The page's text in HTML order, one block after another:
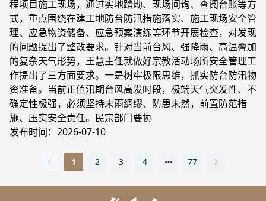
程项目施工现场，通过实地踏勘、现场问询、查阅台账等方
式，重点围绕在建工地防台防汛措施落实、施工现场安全管
理、应急物资储备、应急预案演练等环节开展检查，对发现
的问题提出了整改要求。针对当前台风、强降雨、高温叠加
的复杂天气形势，王慧主任就做好宗教活动场所安全管理工
作提出了三方面要求。一是树牢极限思维，抓实防台防汛物
资准备。当前正值汛期台风高发时段，极端天气突发性、不
确定性极强，必须坚持未雨绸缪、防患未然，前置防范措
施、压实安全责任。民宗部门要协
发布时间：2026-07-10
1 2 3 4 77